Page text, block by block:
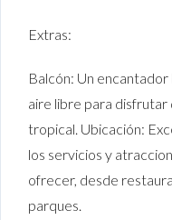
Extras:
Balcón: Un
aire libre para disfrutar
tropical. Ubicación:
los servicios y
ofrecer, desde
parques.